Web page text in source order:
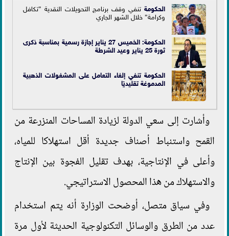
الحكومة تنفي وقف برنامج التحويلات النقدية ”تكافل
وكرامة” خلال الشهر الجاري
الحكومة: الخميس 27 يناير إجازة رسمية بمناسبة ذكرى
ثورة 25 يناير وعيد الشرطة
الحكومة تنفي إلغاء التعامل على المشغولات الذهبية
المدموغة تقليديًا
وأشارت إلى سعي الدولة لزيادة المساحات المنزرعة من
القمح واستنباط أصناف جديدة أقل استهلاكا للمياه،
وأعلى في الإنتاجية، بهدف تقليل الفجوة بين الإنتاج
والاستهلاك من هذا المحصول الاستراتيجي.
وفي سياق متصل، أوضحت الوزارة أنه يتم استخدام
عدد من الطرق والوسائل التكنولوجية الحديثة لأول مرة